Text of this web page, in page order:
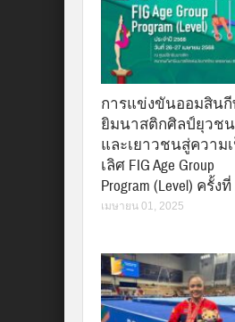
การแข่งขันออมสินกี
ยิมนาสติกศิลป์ยุวชน
และเยาวชนสู่ความ
เลิศ FIG Age Group
Program (Level) ครั้งที่
เมษายน 01, 2025